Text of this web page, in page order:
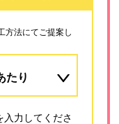
方法にてご提案し
たり
力してくださ